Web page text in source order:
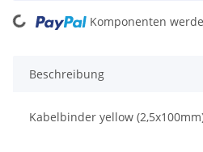
Loading... Komponenten
Beschreibung
Kabelbinder yellow